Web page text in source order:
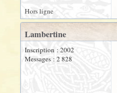
Hors ligne
Lambertine
Inscription : 2002
Messages : 2 828